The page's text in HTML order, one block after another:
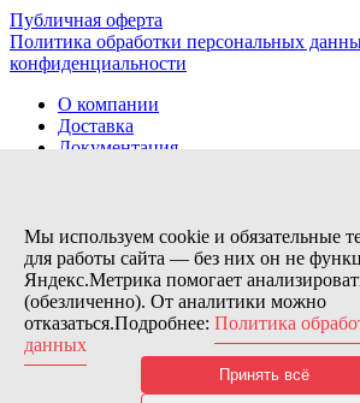
Публичная оферта
Политика обработки персональных
конфиденциальности
О компании
Доставка
Документация
Контакты
Заказов сегодня / Всего
14
11154
Нас можно найти тут:
© 2026 Motor Components. Все права
Мы используем cookie и обязательные
для работы сайта — без них он не
Яндекс.Метрика помогает
(обезличенно). От аналитики можно
отказаться.Подробнее: Политика
данных
Принять всё